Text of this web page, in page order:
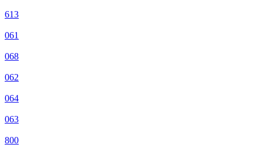
613
061
068
062
064
063
800